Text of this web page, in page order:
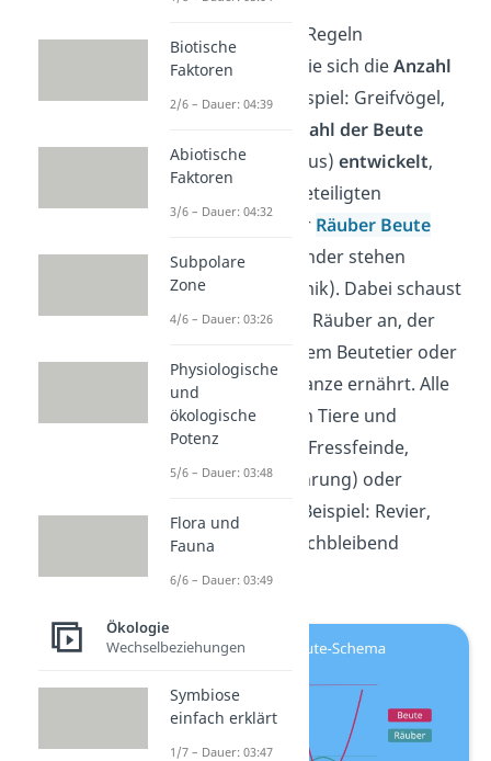
Die Lotka Volterra Regeln
prognostizieren, wie sich dieAnzahl
eines Räubers(Beispiel: Greifvögel,
Anzahl der Beute
(Beispiel: Hase, Maus)entwickelt,
wenn die beiden beteiligten
Lebewesen in einer Räuber Beute
Beziehung
zueinander stehen
(Populationsdynamik). Dabei schaust
du dir genau einen Räuber an, der
sich von genau einem Beutetier oder
von einer Beutepflanze ernährt. Alle
anderen möglichen Tiere und
Pflanzen (Beispiel: Fressfeinde,
Konkurrenten, Nahrung) oder
Umwelteinflüsse (Beispiel: Revier,
Klima) wird als gleichbleibend
angenommen.
Biotische
Faktoren
2/6 – Dauer: 04:39
Abiotische
Faktoren
3/6 – Dauer: 04:32
Subpolare
Zone
4/6 – Dauer: 03:26
Physiologische
und
ökologische
Potenz
5/6 – Dauer: 03:48
Flora und
Fauna
6/6 – Dauer: 03:49
Ökologie
Wechselbeziehungen
Symbiose
einfach erklärt
1/7 – Dauer: 03:47